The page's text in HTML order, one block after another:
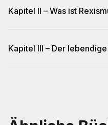
Kapitel II – Was ist
Kapitel III – Der